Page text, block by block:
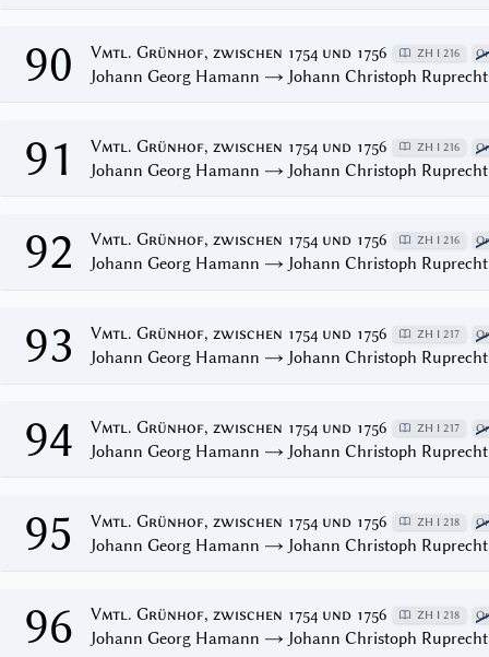
90 Vmtl. Grünhof, zwischen 1754 und 1756 ZH I 216
Johann Georg Hamann → Johann Christoph Ruprecht
91 Vmtl. Grünhof, zwischen 1754 und 1756 ZH I 216
Johann Georg Hamann → Johann Christoph Ruprecht
92 Vmtl. Grünhof, zwischen 1754 und 1756 ZH I 216
Johann Georg Hamann → Johann Christoph Ruprecht
93 Vmtl. Grünhof, zwischen 1754 und 1756 ZH I 217
Johann Georg Hamann → Johann Christoph Ruprecht
94 Vmtl. Grünhof, zwischen 1754 und 1756 ZH I 217
Johann Georg Hamann → Johann Christoph Ruprecht
95 Vmtl. Grünhof, zwischen 1754 und 1756 ZH I 218
Johann Georg Hamann → Johann Christoph Ruprecht
96 Vmtl. Grünhof, zwischen 1754 und 1756 ZH I 218
Johann Georg Hamann → Johann Christoph Ruprecht